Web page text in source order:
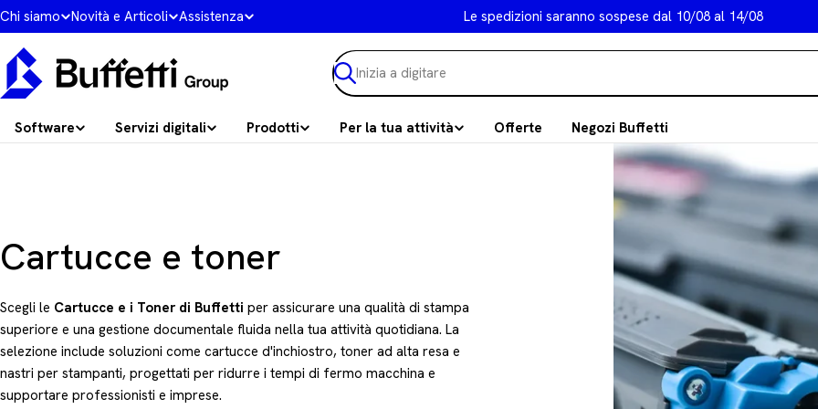
Vai
al
contenuto
Chi siamo Novità e Articoli Assistenza Le spedizioni saranno sospese dal 10/08 al 14/08
Ricerca
Software Servizi digitali Prodotti Per la tua attività Offerte Negozi Buffetti
C
o
l
l
Cartucce e toner
Scegli le Cartucce e i Toner di Buffetti per assicurare una qualità di stampa
superiore e una gestione documentale fluida nella tua attività quotidiana. La
selezione include soluzioni come cartucce d'inchiostro, toner ad alta resa e
nastri per stampanti, progettati per ridurre i tempi di fermo macchina e
supportare professionisti e imprese.